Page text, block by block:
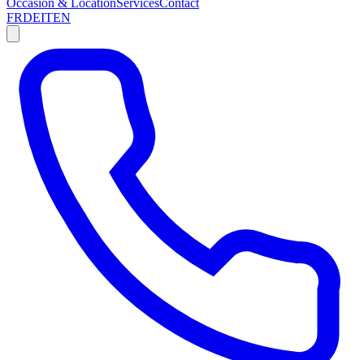
Occasion & LocationServicesContact
FRDEITEN